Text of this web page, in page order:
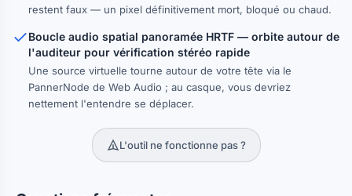
restent faux — un pixel définitivement mort, bloqué ou chaud.
Boucle audio spatial panoramée HRTF — orbite autour de
l'auditeur pour vérification stéréo rapide
Une source virtuelle tourne autour de votre tête via le
PannerNode de Web Audio ; au casque, vous devriez
nettement l'entendre se déplacer.
L'outil ne fonctionne pas ?